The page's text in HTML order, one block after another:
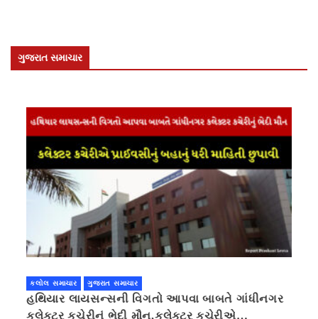
ગુજરાત સમાચાર
કલોલ સમાચાર ગુજરાત સમાચાર
હથિયાર લાયસન્સની વિગતો આપવા બાબતે ગાંધીનગર
કલેક્ટર કચેરીનું ભેદી મૌન,કલેક્ટર કચેરીએ